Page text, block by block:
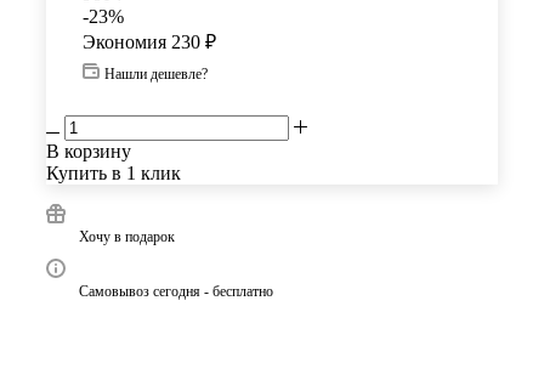
-23%
Экономия 230 ₽
Нашли дешевле?
В корзину
Купить в 1 клик
Хочу в подарок
Самовывоз сегодня - бесплатно